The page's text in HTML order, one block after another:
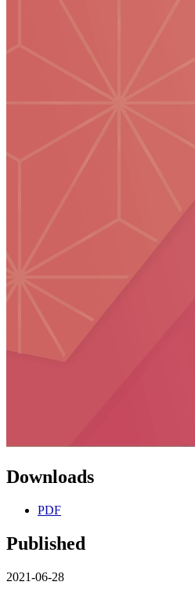
Downloads
PDF
Published
2021-06-28